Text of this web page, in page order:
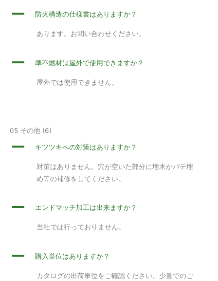
A 防火構造の仕様書はありますか？
あります。お問い合わせください。
A 準不燃材は屋外で使用できますか？
屋外では使用できません。
05 その他 (6)
A キツツキへの対策はありますか？
対策はありません。穴が空いた部分に埋木かパテ埋
め等の補修をしてください。
A エンドマッチ加工は出来ますか？
当社では行っておりません。
A 購入単位はありますか？
カタログの出荷単位をご確認ください。少量でのご